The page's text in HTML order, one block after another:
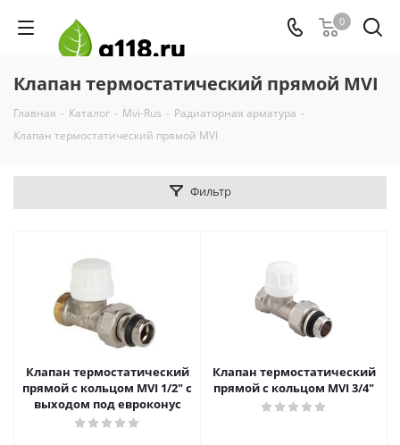
0
Клапан термостатический прямой MVI
Главная - Каталог - Mvi-Rus - Радиаторная арматура -
Клапан термостатический прямой MVI
Фильтр
Клапан термостатический
прямой с кольцом MVI 1/2" с
выходом под евроконус
Клапан термостатический
прямой с кольцом MVI 3/4"